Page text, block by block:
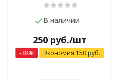
В наличии
250 руб./шт
-38% Экономия 150 руб.